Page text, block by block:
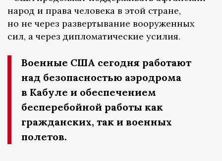
народ и права человека в этой стране,
но не через развертывание вооруженных
сил, а через дипломатические усилия.
Военные США сегодня работают
над безопасностью аэродрома
в Кабуле и обеспечением
бесперебойной работы как
гражданских, так и военных
полетов.